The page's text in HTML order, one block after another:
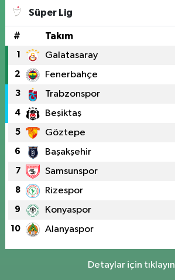
Süper Lig
# Takım
1 Galatasaray
2 Fenerbahçe
3 Trabzonspor
4 Beşiktaş
5 Göztepe
6 Başakşehir
7 Samsunspor
8 Rizespor
9 Konyaspor
10 Alanyaspor
Detaylar için tıklayın